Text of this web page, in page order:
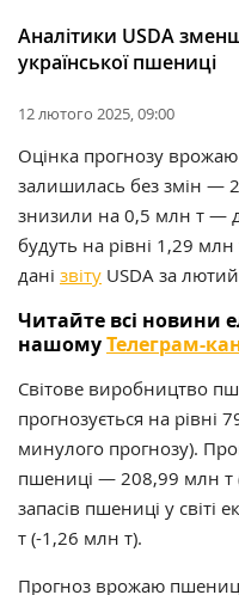
Аналітики USDA
української пшениці
12 лютого 2025, 09:00
Оцінка прогнозу врожаю
залишилась без змін —
знизили на 0,5 млн т —
будуть на рівні 1,29
дані звіту USDA за
Читайте всі новини
нашомуТелеграм-
Світове виробництво
прогнозується на рівні
минулого прогнозу).
пшениці — 208,99 млн т
запасів пшениці у
т (-1,26 млн т).
Прогноз врожаю